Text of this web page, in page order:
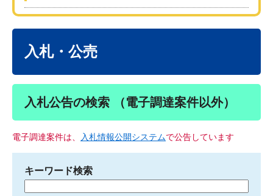
入札・公売
入札公告の検索 （電子調達案件以外）
電子調達案件は、 入札情報公開システムで公告しています
キーワード検索